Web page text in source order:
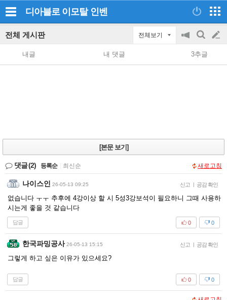
디아블로 이모탈 인벤
전체 게시판 전체보기
공
on/off
검
색
글
쓰
내글 내 댓글 3추글
[본문 보기]
댓글(2) 등록순 최신순 새로고침
나이스인 26-05-13 09:25 신고 | 공감 확인
없습니다 ㅜㅜ 추후에 4강이상 할 시 5성3강보석이 필요하니 그때 사용하
시는게 좋을 것 같습니다
답글 0
0
한국파밍공사 26-05-13 15:15 신고 | 공감 확인
그렇게 하고 싶은 이유가 있으세요?
답글 0
0